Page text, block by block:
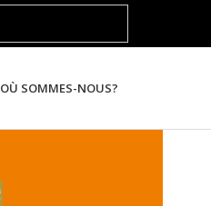
OÙ SOMMES-NOUS?